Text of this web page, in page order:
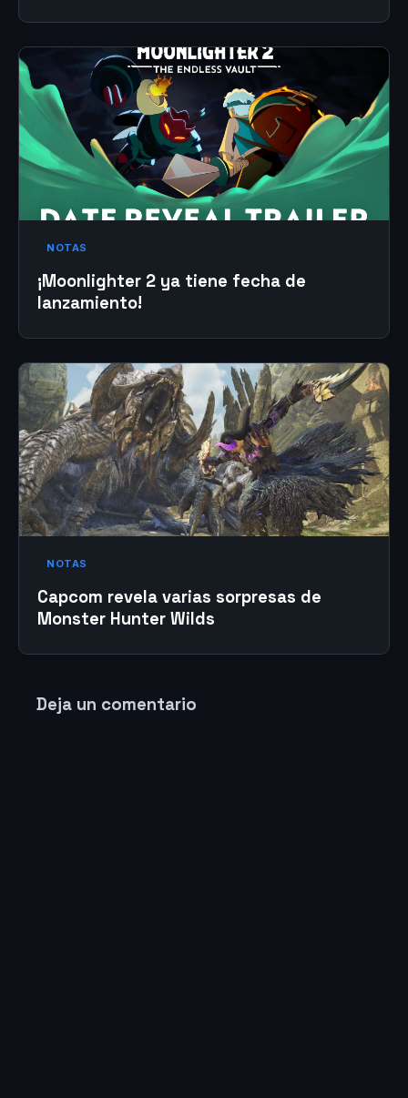
NOTAS
¡Moonlighter 2 ya tiene fecha de
lanzamiento!
NOTAS
Capcom revela varias sorpresas de
Monster Hunter Wilds
Deja un comentario